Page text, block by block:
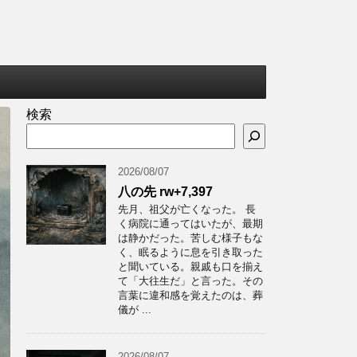
検索
2026/08/07
八の先 rw+7,397
先月、祖父が亡くなった。 長
く病院に通ってはいたが、最期
は静かだった。苦しむ様子もな
く、眠るように息を引き取った
と聞いている。親戚も口を揃え
て「大往生だ」と言った。その
言葉に違和感を覚えたのは、葬
儀が ...